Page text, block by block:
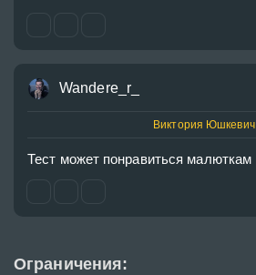
Ограничения:
Wandere_r_
Виктория Юшкевич
Тест может понравиться малюткам